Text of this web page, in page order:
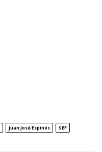
Juan José Espinós
SEF